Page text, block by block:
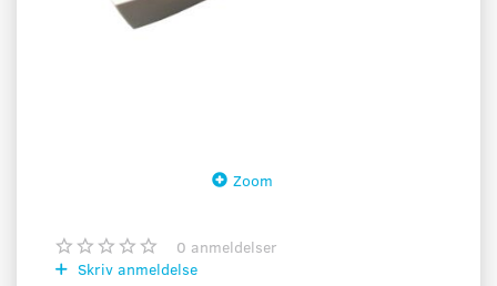
Zoom
0 anmeldelser
Skriv anmeldelse